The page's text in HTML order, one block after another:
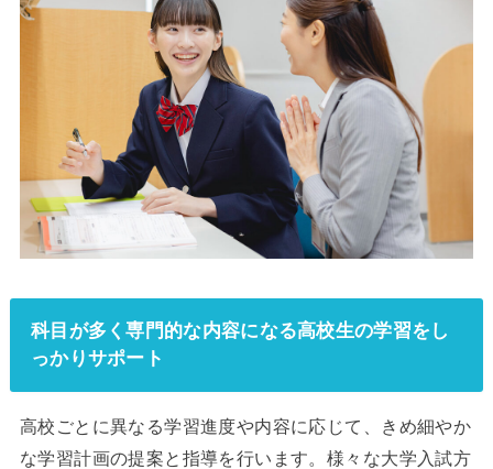
科目が多く専門的な内容になる高校生の学習をし
っかりサポート
高校ごとに異なる学習進度や内容に応じて、きめ細やか
な学習計画の提案と指導を行います。様々な大学入試方